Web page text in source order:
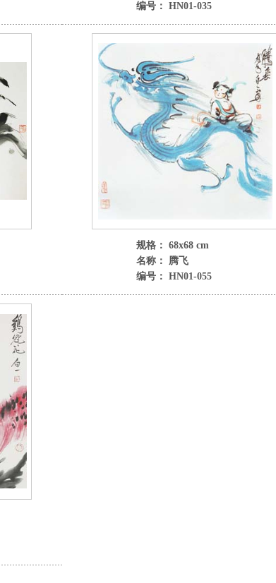
编号： HN01-035
规格： 68x68 cm
名称： 腾飞
编号： HN01-055